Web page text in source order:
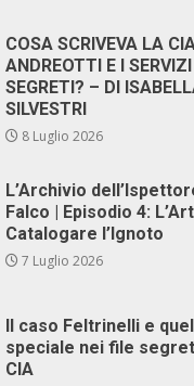
COSA SCRIVEVA LA
ANDREOTTI E I SERVIZI
SEGRETI? – DI
SILVESTRI
8 Luglio 2026
L’Archivio
Falco | Episodio 4:
Catalogare l’Ignoto
7 Luglio 2026
Il caso Feltrinelli e
speciale nei file
CIA